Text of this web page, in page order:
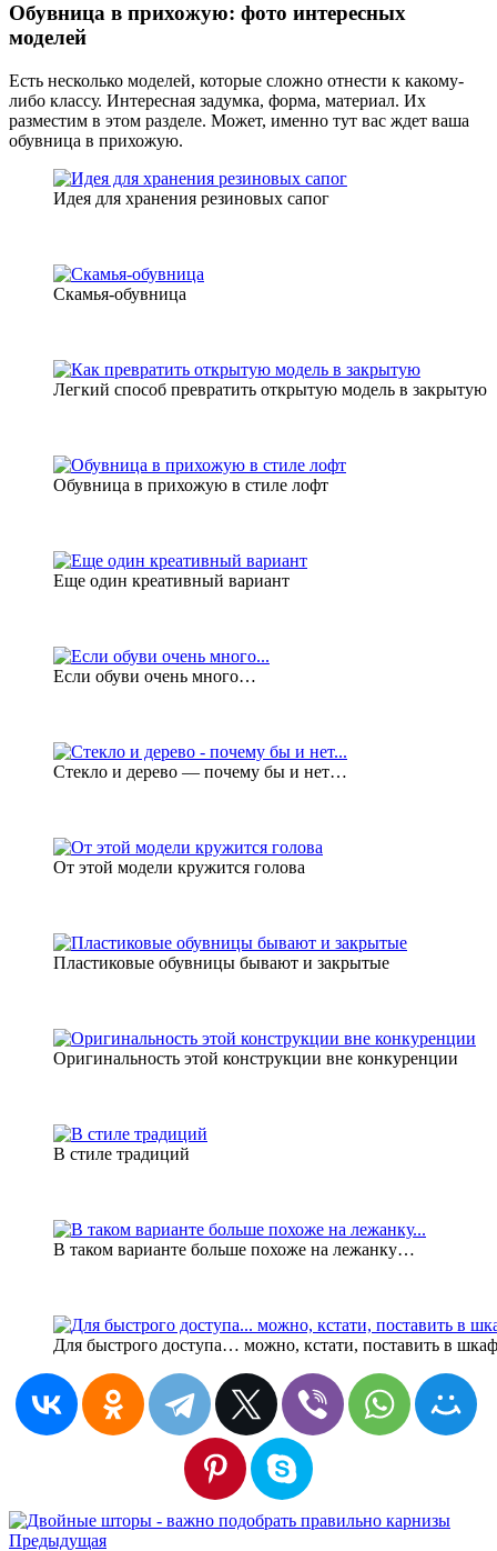
Обувница в прихожую: фото интересных
моделей
Есть несколько моделей, которые сложно отнести к какому-
либо классу. Интересная задумка, форма, материал. Их
разместим в этом разделе. Может, именно тут вас ждет ваша
обувница в прихожую.
Идея для хранения резиновых сапог
Скамья-обувница
Легкий способ превратить открытую модель в закрытую
Обувница в прихожую в стиле лофт
Еще один креативный вариант
Если обуви очень много…
Стекло и дерево — почему бы и нет…
От этой модели кружится голова
Пластиковые обувницы бывают и закрытые
Оригинальность этой конструкции вне конкуренции
В стиле традиций
В таком варианте больше похоже на лежанку…
Для быстрого доступа… можно, кстати, поставить в шкаф
Предыдущая